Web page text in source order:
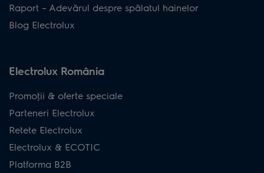
Raport – Adevărul despre spălatul hainelor
Blog Electrolux
Electrolux România
Promoţii & oferte speciale
Parteneri Electrolux
Retete Electrolux
Electrolux & ECOTIC
Platforma B2B